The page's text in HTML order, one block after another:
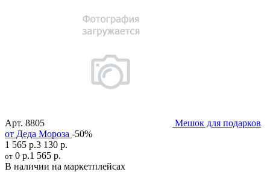
Арт. 8805
Мешок для подарков
от Деда Мороза -50%
1 565 р.3 130 р.
от 0 р.1 565 р.
В наличии на маркетплейсах